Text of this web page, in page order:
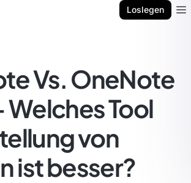
Loslegen
Vs. OneNote
Welches Tool
von
ist besser?